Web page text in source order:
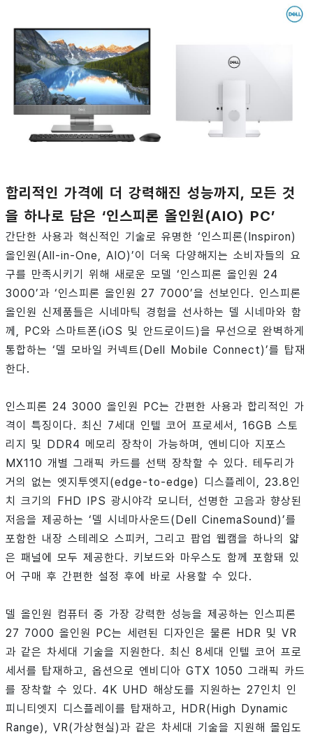
합리적인 가격에 더 강력해진 성능까지, 모든 것
을 하나로 담은 ‘인스피론 올인원(AIO) PC’
간단한 사용과 혁신적인 기술로 유명한 ‘인스피론(Inspiron)
올인원(All-in-One, AIO)’이 더욱 다양해지는 소비자들의 요
구를 만족시키기 위해 새로운 모델 ‘인스피론 올인원 24
3000’과 ‘인스피론 올인원 27 7000’을 선보인다. 인스피론
올인원 신제품들은 시네마틱 경험을 선사하는 델 시네마와 함
께, PC와 스마트폰(iOS 및 안드로이드)을 무선으로 완벽하게
통합하는 ‘델 모바일 커넥트(Dell Mobile Connect)’를 탑재
한다.
인스피론 24 3000 올인원 PC는 간편한 사용과 합리적인 가
격이 특징이다. 최신 7세대 인텔 코어 프로세서, 16GB 스토
리지 및 DDR4 메모리 장착이 가능하며, 엔비디아 지포스
MX110 개별 그래픽 카드를 선택 장착할 수 있다. 테두리가
거의 없는 엣지투엣지(edge-to-edge) 디스플레이, 23.8인
치 크기의 FHD IPS 광시야각 모니터, 선명한 고음과 향상된
저음을 제공하는 ‘델 시네마사운드(Dell CinemaSound)’를
포함한 내장 스테레오 스피커, 그리고 팝업 웹캠을 하나의 얇
은 패널에 모두 제공한다. 키보드와 마우스도 함께 포함돼 있
어 구매 후 간편한 설정 후에 바로 사용할 수 있다.
델 올인원 컴퓨터 중 가장 강력한 성능을 제공하는 인스피론
27 7000 올인원 PC는 세련된 디자인은 물론 HDR 및 VR
과 같은 차세대 기술을 지원한다. 최신 8세대 인텔 코어 프로
세서를 탑재하고, 옵션으로 엔비디아 GTX 1050 그래픽 카드
를 장착할 수 있다. 4K UHD 해상도를 지원하는 27인치 인
피니티엣지 디스플레이를 탑재하고, HDR(High Dynamic
Range), VR(가상현실)과 같은 차세대 기술을 지원해 몰입도